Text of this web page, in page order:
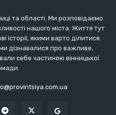
та області. Ми розповідаємо
нашого міста. Життя тут
історії, якими варто ділитися.
дізнавалися про важливе,
себе частиною вінницької